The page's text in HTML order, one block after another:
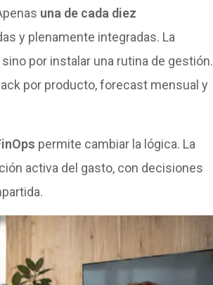
una de cada diez
y plenamente integradas. La
por instalar una rutina de gestión.
por producto, forecast mensual y
permite cambiar la lógica. La
activa del gasto, con decisiones